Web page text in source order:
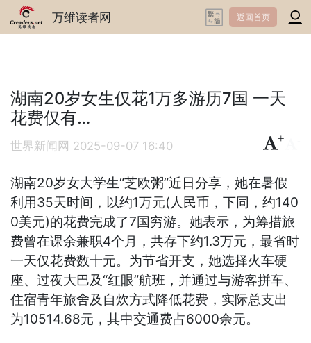
万维读者网 返回首页
湖南20岁女生仅花1万多游历7国 一天
花费仅有…
世界新闻网 2025-09-07 16:40
+
湖南20岁女大学生“芝欧粥”近日分享，她在暑假
利用35天时间，以约1万元(人民币，下同，约140
0美元)的花费完成了7国穷游。她表示，为筹措旅
费曾在课余兼职4个月，共存下约1.3万元，最省时
一天仅花费数十元。为节省开支，她选择火车硬
座、过夜大巴及“红眼”航班，并通过与游客拼车、
住宿青年旅舍及自炊方式降低花费，实际总支出
为10514.68元，其中交通费占6000余元。